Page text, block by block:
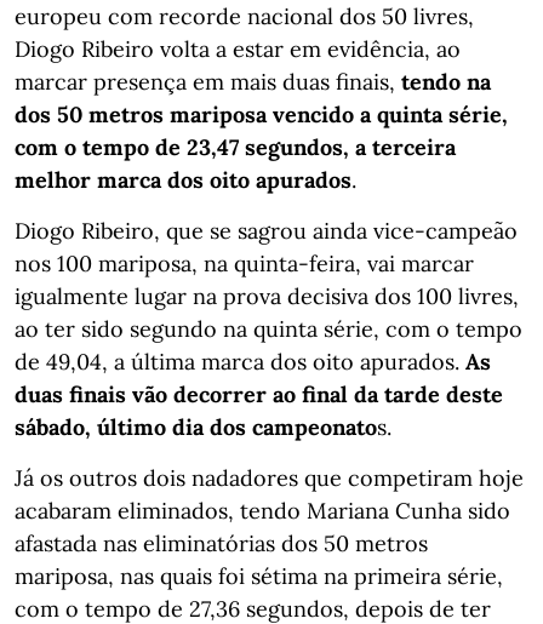
europeu com recorde nacional dos 50 livres,
Diogo Ribeiro volta a estar em evidência, ao
marcar presença em mais duas finais, tendo na
dos 50 metros mariposa vencido a quinta série,
com o tempo de 23,47 segundos, a terceira
melhor marca dos oito apurados.
Diogo Ribeiro, que se sagrou ainda vice-campeão
nos 100 mariposa, na quinta-feira, vai marcar
igualmente lugar na prova decisiva dos 100 livres,
ao ter sido segundo na quinta série, com o tempo
de 49,04, a última marca dos oito apurados. As
duas finais vão decorrer ao final da tarde deste
sábado, último dia dos campeonatos.
Já os outros dois nadadores que competiram hoje
acabaram eliminados, tendo Mariana Cunha sido
afastada nas eliminatórias dos 50 metros
mariposa, nas quais foi sétima na primeira série,
com o tempo de 27,36 segundos, depois de ter